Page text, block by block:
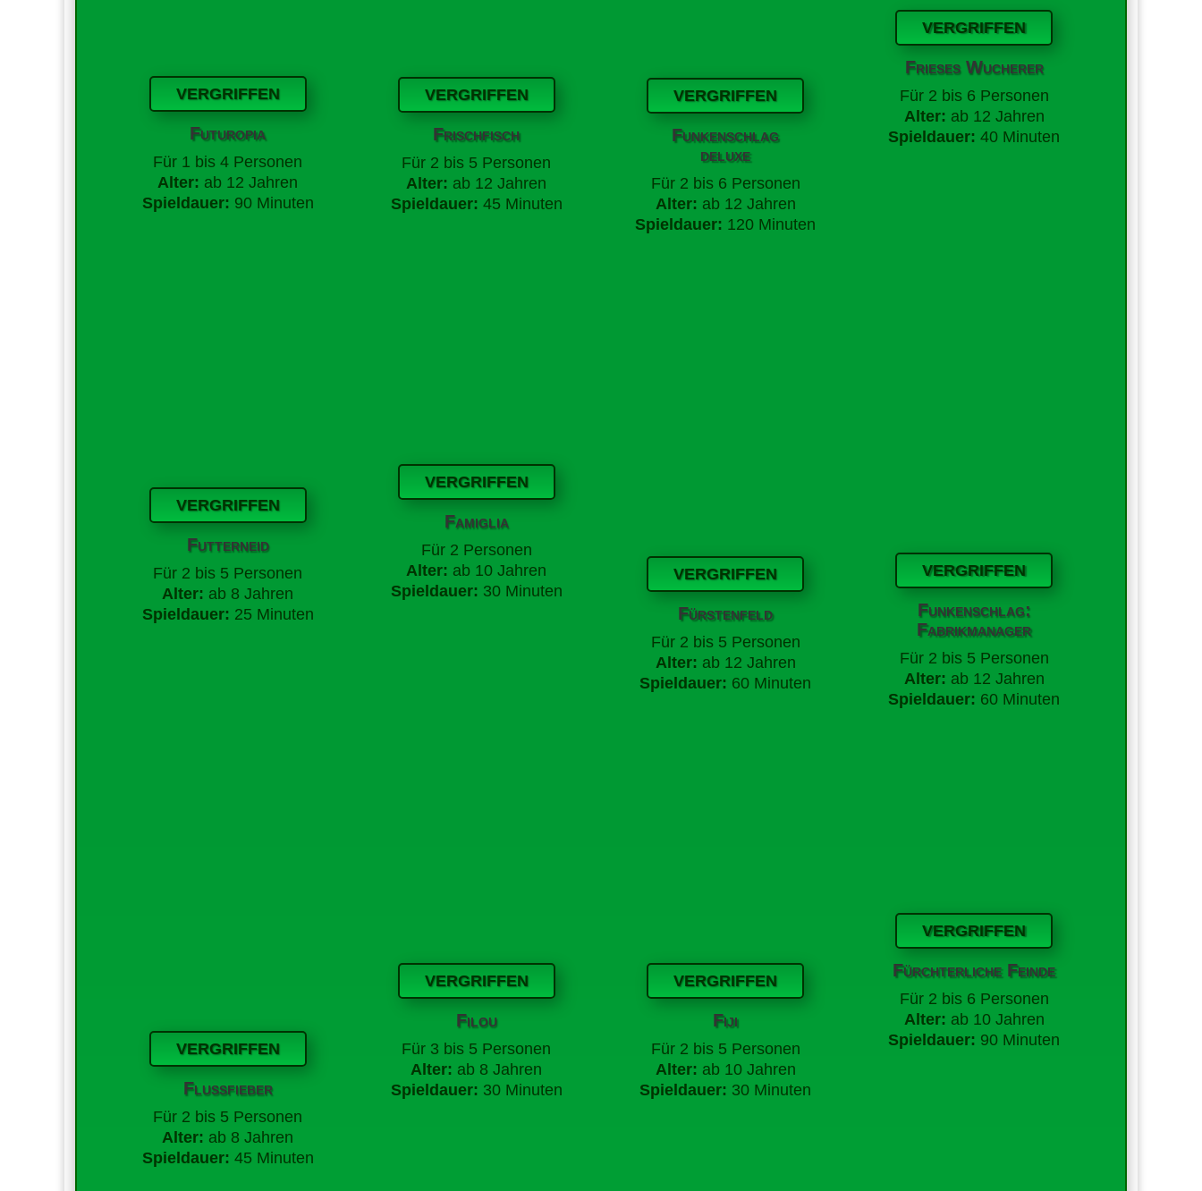
VERGRIFFEN
Futuropia
Für 1 bis 4 Personen
Alter: ab 12 Jahren
Spieldauer: 90 Minuten
VERGRIFFEN
Frischfisch
Für 2 bis 5 Personen
Alter: ab 12 Jahren
Spieldauer: 45 Minuten
VERGRIFFEN
Funkenschlag
deluxe
Für 2 bis 6 Personen
Alter: ab 12 Jahren
Spieldauer: 120 Minuten
VERGRIFFEN
Frieses Wucherer
Für 2 bis 6 Personen
Alter: ab 12 Jahren
Spieldauer: 40 Minuten
VERGRIFFEN
Futterneid
Für 2 bis 5 Personen
Alter: ab 8 Jahren
Spieldauer: 25 Minuten
VERGRIFFEN
Famiglia
Für 2 Personen
Alter: ab 10 Jahren
Spieldauer: 30 Minuten
VERGRIFFEN
Fürstenfeld
Für 2 bis 5 Personen
Alter: ab 12 Jahren
Spieldauer: 60 Minuten
VERGRIFFEN
Funkenschlag:
Fabrikmanager
Für 2 bis 5 Personen
Alter: ab 12 Jahren
Spieldauer: 60 Minuten
VERGRIFFEN
Flussfieber
Für 2 bis 5 Personen
Alter: ab 8 Jahren
Spieldauer: 45 Minuten
VERGRIFFEN
Filou
Für 3 bis 5 Personen
Alter: ab 8 Jahren
Spieldauer: 30 Minuten
VERGRIFFEN
Fiji
Für 2 bis 5 Personen
Alter: ab 10 Jahren
Spieldauer: 30 Minuten
VERGRIFFEN
Fürchterliche Feinde
Für 2 bis 6 Personen
Alter: ab 10 Jahren
Spieldauer: 90 Minuten